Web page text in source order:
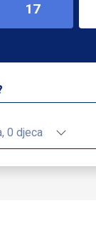
17
0 djeca